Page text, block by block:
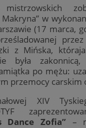
w
(17 marca,
przez
z Mińska,
była
po mężu:
przemocy carskim
XIV
Dance Zofia” –